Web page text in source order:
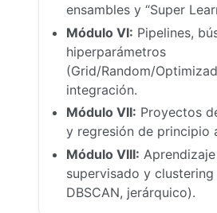
ensambles y “Super
Módulo VI: Pipelines,
hiperparámetros
(Grid/Random/
integración.
Módulo VII: Proyectos
y regresión de principio
Módulo VIII:
supervisado y clustering
DBSCAN, jerárquico).